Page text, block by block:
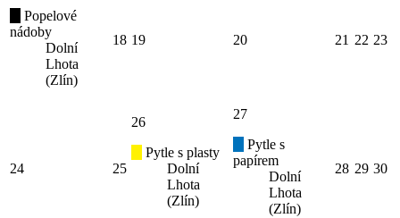
Popelové
nádoby
Dolní
Lhota
(Zlín)
18 19 20 21 22 23
24 25
26
Pytle s plasty
Dolní
Lhota
(Zlín)
27
Pytle s
papírem
Dolní
Lhota
(Zlín)
28 29 30